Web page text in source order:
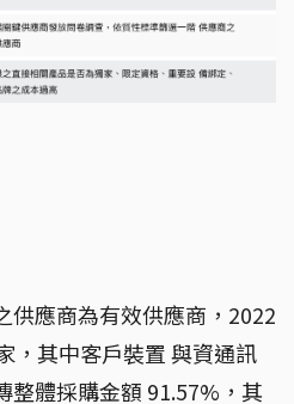
供應商為有效供應商，2022
，其中客戶裝置 與資通訊
整體採購金額 91.57%，其